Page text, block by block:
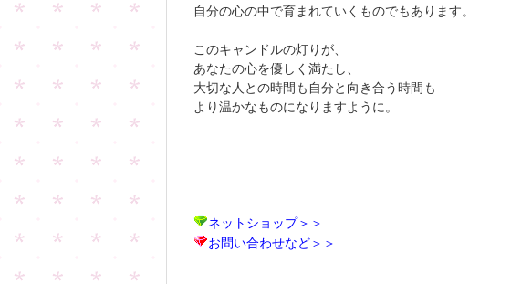
自分の心の中で育まれていくものでもあります。
このキャンドルの灯りが、
あなたの心を優しく満たし、
大切な人との時間も自分と向き合う時間も
より温かなものになりますように。
ネットショップ＞＞
お問い合わせなど＞＞